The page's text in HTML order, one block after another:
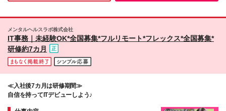
に働きたい □人とコミュニケーションを取りながら仕
味がある
未満で月給が10万円以上UP、 入社3年目で前職から
明確なので モチベーションUPにも繋がります！ ＼友
人紹介や社内表彰で年収100万円アップも可能！／ エ
る当社。 ◎報奨金(新人賞5万円、個人賞10万円、チ
ーム賞課ごとに30万円など) ◎友人を紹介し入社する
と月給1万円アップ(1年で12万円アップ) ◎資格取得
支援(合格時10万円、毎月の手当支給など) 入社後すぐ
に収入を増やすことも可能です！
※(変更の範囲)上記を除く当社関連勤務地 ※フルリモ
ートの場合は通勤不要
メンタルヘルスラボ株式会社
IT事務｜未経験OK*全国募集*フルリモート*フレックス*全国募集*
研修約7カ月
≪入社後7カ月は研修期間≫
自信を持ってITデビューしよう♪